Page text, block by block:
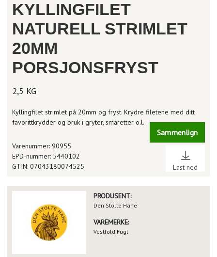
KYLLINGFILET
NATURELL STRIMLET
20MM
PORSJONSFRYST
2,5 KG
Kyllingfilet strimlet på 20mm og fryst. Krydre filetene med ditt
favorittkrydder og bruk i gryter, småretter o.l.
Sammenlign
Last ned
Varenummer: 90955
EPD-nummer: 5440102
GTIN: 07043180074525
PRODUSENT:
Den Stolte Hane
VAREMERKE:
Vestfold Fugl